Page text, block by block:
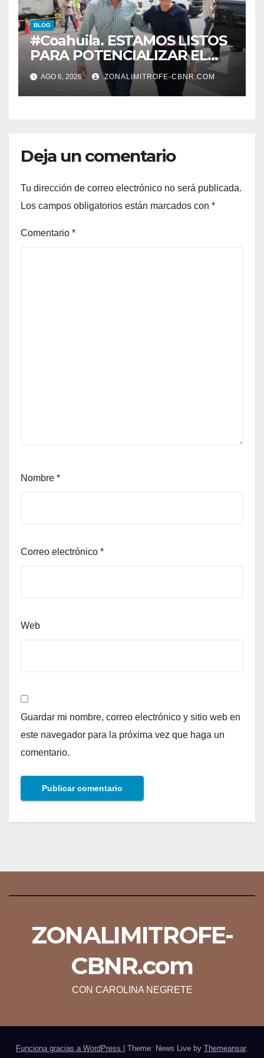
BLOG
#Coahuila. ESTAMOS LISTOS
PARA POTENCIALIZAR EL
GAS COAHUILA: MANOLO
AGO 6, 2026 ZONALIMITROFE-CBNR.COM
Deja un comentario
Tu dirección de correo electrónico no será publicada.
Los campos obligatorios están marcados con *
Comentario *
Nombre *
Correo electrónico *
Web
Guardar mi nombre, correo electrónico y sitio web en
este navegador para la próxima vez que haga un
comentario.
ZONALIMITROFE-
CBNR.com
CON CAROLINA NEGRETE
Funciona gracias a WordPress Theme: News Live by Themeansar.